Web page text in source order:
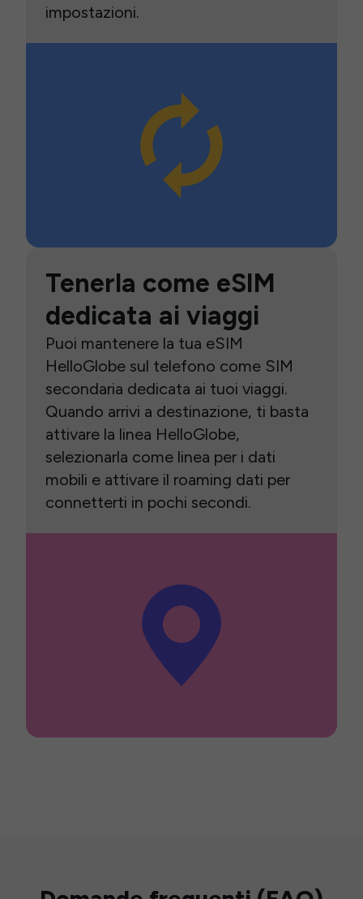
impostazioni.
Tenerla come eSIM
dedicata ai viaggi
Puoi mantenere la tua eSIM
HelloGlobe sul telefono come SIM
secondaria dedicata ai tuoi viaggi.
Quando arrivi a destinazione, ti basta
attivare la linea HelloGlobe,
selezionarla come linea per i dati
mobili e attivare il roaming dati per
connetterti in pochi secondi.